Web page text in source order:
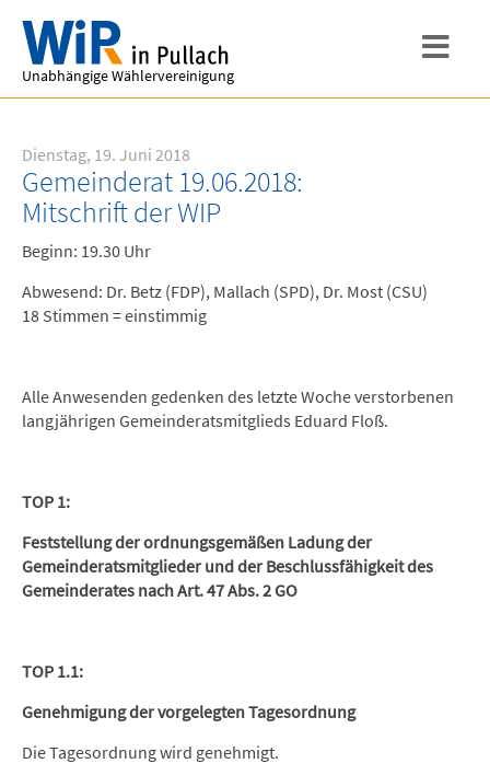
Unabhängige Wählervereinigung
Dienstag, 19. Juni 2018
Gemeinderat 19.06.2018:
Mitschrift der WIP
Beginn: 19.30 Uhr
Abwesend: Dr. Betz (FDP), Mallach (SPD), Dr. Most (CSU)
18 Stimmen = einstimmig
Alle Anwesenden gedenken des letzte Woche verstorbenen
langjährigen Gemeinderatsmitglieds Eduard Floß.
TOP 1:
Feststellung der ordnungsgemäßen Ladung der
Gemeinderatsmitglieder und der Beschlussfähigkeit des
Gemeinderates nach Art. 47 Abs. 2 GO
TOP 1.1:
Genehmigung der vorgelegten Tagesordnung
Die Tagesordnung wird genehmigt.